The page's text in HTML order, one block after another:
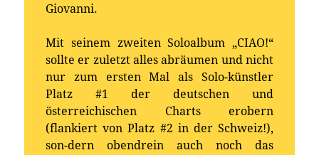
Giovanni.
Mit seinem zweiten Soloalbum „CIAO!“
sollte er zuletzt alles abräumen und nicht
nur zum ersten Mal als Solo-künstler
Platz #1 der deutschen und
österreichischen Charts erobern
(flankiert von Platz #2 in der Schweiz!),
son-dern obendrein auch noch das